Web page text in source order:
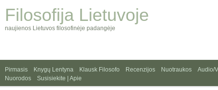
Filosofija Lietuvoje
naujienos Lietuvos filosofinėje padangėje
Pirmasis Knygų Lentyna Klausk Filosofo Recenzijos Nuotraukos
Audio/
Nuorodos
Susisiekite | Apie